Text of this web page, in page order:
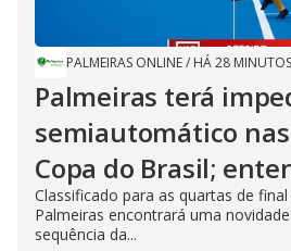
PALMEIRAS ONLINE/ HÁ 28 MINUTOS
Palmeiras terá
semiautomático
Copa do Brasil;
Classificado para as quartas de
Palmeiras encontrará uma
sequência da...